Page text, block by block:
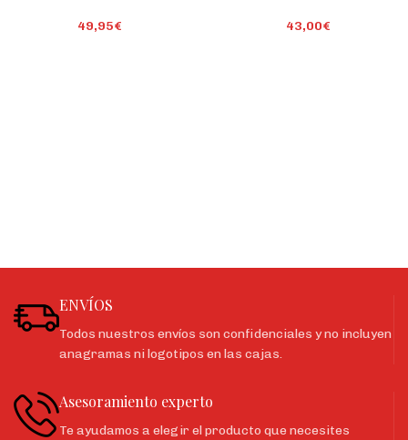
49,95€ 43,00€
ENVÍOS
Todos nuestros envíos son confidenciales y no incluyen
anagramas ni logotipos en las cajas.
Asesoramiento experto
Te ayudamos a elegir el producto que necesites